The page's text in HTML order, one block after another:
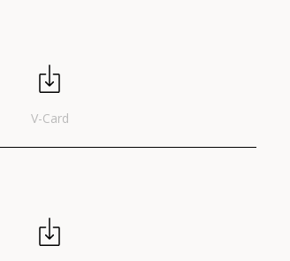
V-Card